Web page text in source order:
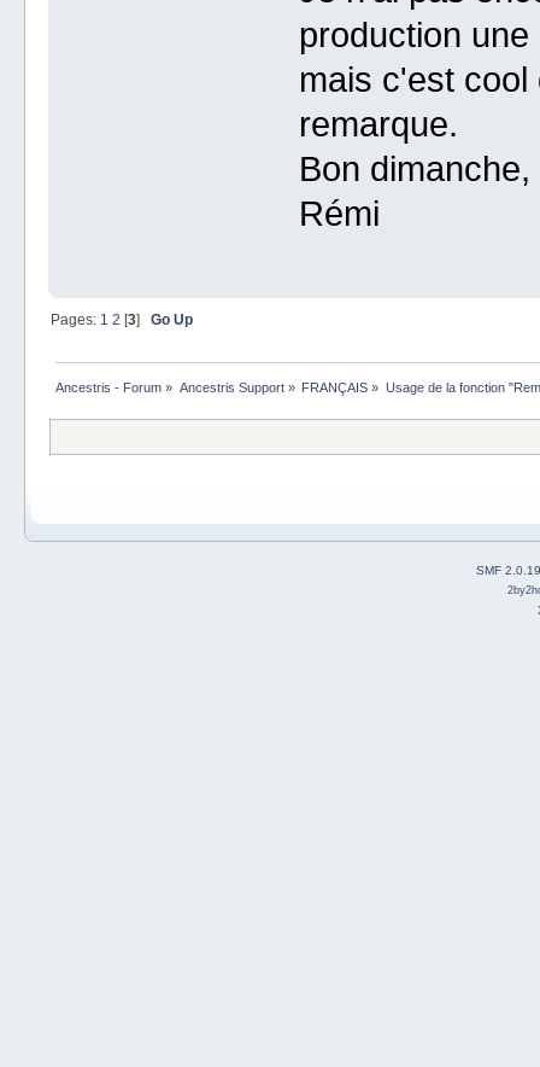
production
mais c'est
remarque.
Bon dimanche,
Rémi
Pages: 1 2 [3] Go Up
Ancestris - Forum » Ancestris Support» FRANÇAIS » Usage de la fonction
SMF 2.0.19